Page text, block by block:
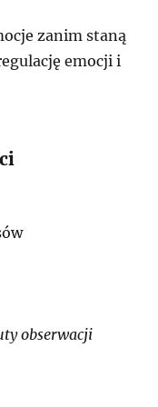
zanim staną
emocji i
obserwacji